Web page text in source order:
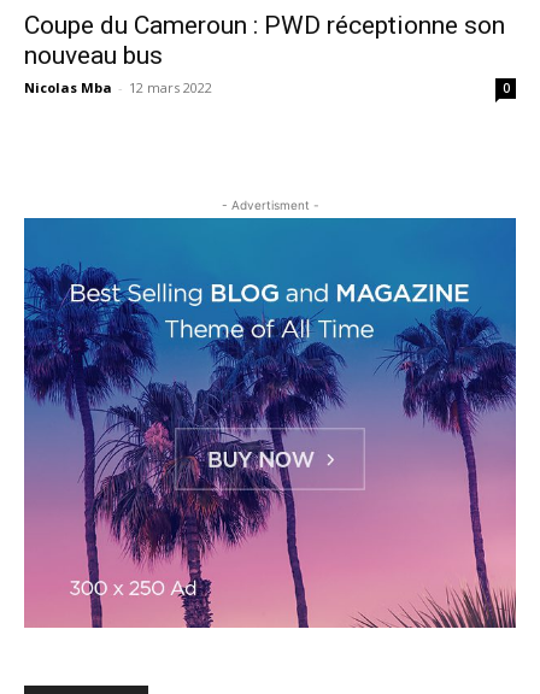
Coupe du Cameroun : PWD réceptionne son
nouveau bus
Nicolas Mba - 12 mars 2022 0
- Advertisment -